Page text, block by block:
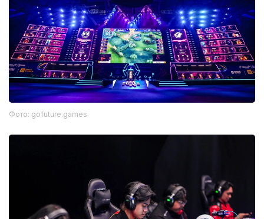
Фото: gofuture.games